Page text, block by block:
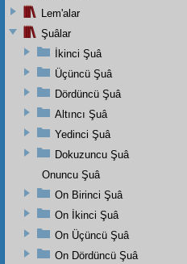
Lem'alar
Şuâlar
İkinci Şuâ
Üçüncü Şuâ
Dördüncü Şuâ
Altıncı Şuâ
Yedinci Şuâ
Dokuzuncu Şuâ
Onuncu Şuâ
On Birinci Şuâ
On İkinci Şuâ
On Üçüncü Şuâ
On Dördüncü Şuâ